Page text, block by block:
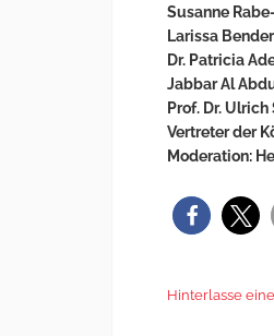
Susanne
Larissa Bender
Dr. Patricia
Jabbar Al
Prof. Dr.
Vertreter der
Moderation:
Hinterlasse